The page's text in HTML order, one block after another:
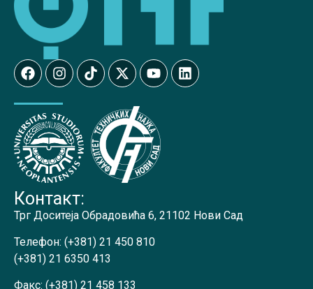
Контакт:
Трг Доситеја Обрадовића 6, 21102 Нови Сад
Телефон: (+381) 21 450 810
(+381) 21 6350 413
Факс: (+381) 21 458 133